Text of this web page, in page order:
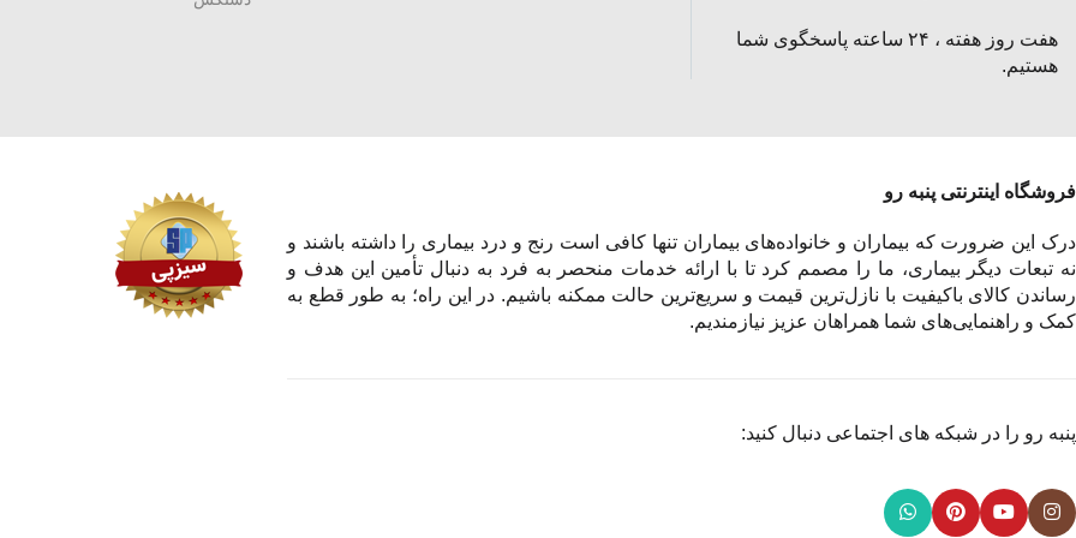
هفت روز هفته ، ۲۴ ساعته پاسخگوی شما
هستیم.
فروشگاه اینترنتی پنبه رو
درک این ضرورت که بیماران و خانواده‌های بیماران تنها کافی است رنج و درد بیماری را داشته باشند و
نه تبعات دیگر بیماری، ما را مصمم کرد تا با ارائه خدمات منحصر به فرد به دنبال تأمین این هدف و
رساندن کالای باکیفیت با نازل‌ترین قیمت و سریع‌ترین حالت ممکنه باشیم. در این راه؛ به طور قطع به
کمک و راهنمایی‌های شما همراهان عزیز نیازمندیم.
پنبه رو را در شبکه های اجتماعی دنبال کنید: